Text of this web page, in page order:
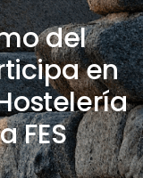
del
en
FES